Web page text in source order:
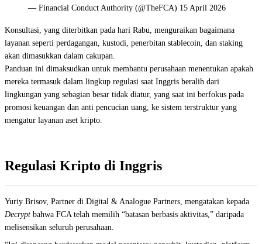
— Financial Conduct Authority (@TheFCA) 15 April 2026
Konsultasi, yang diterbitkan pada hari Rabu, menguraikan bagaimana
layanan seperti perdagangan, kustodi, penerbitan stablecoin, dan staking
akan dimasukkan dalam cakupan.
Panduan ini dimaksudkan untuk membantu perusahaan menentukan apakah
mereka termasuk dalam lingkup regulasi saat Inggris beralih dari
lingkungan yang sebagian besar tidak diatur, yang saat ini berfokus pada
promosi keuangan dan anti pencucian uang, ke sistem terstruktur yang
mengatur layanan aset kripto.
Regulasi Kripto di Inggris
Yuriy Brisov, Partner di Digital & Analogue Partners, mengatakan kepada
Decrypt bahwa FCA telah memilih “batasan berbasis aktivitas,” daripada
melisensikan seluruh perusahaan.